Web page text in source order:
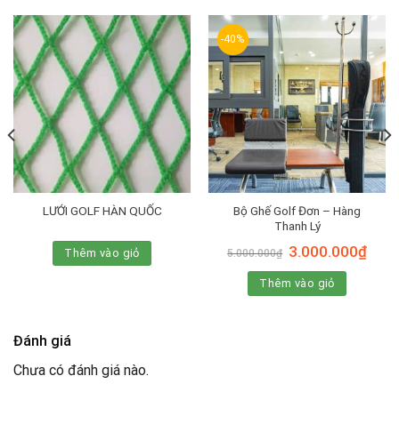
LƯỚI GOLF HÀN QUỐC
Thêm vào giỏ
-40%
Bộ Ghế Golf Đơn – Hàng
Thanh Lý
5.000.000₫ Giá
gốc
là:
5.000.000₫.
3.000.000₫Giá
hiện
Thêm vào giỏ
Đánh giá
Chưa có đánh giá nào.